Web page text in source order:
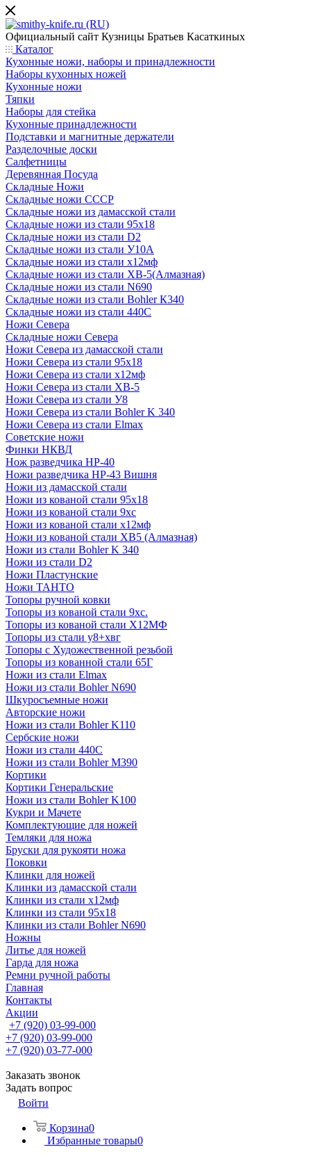
Официальный сайт Кузницы Братьев Касаткиных
Каталог
Кухонные ножи, наборы и принадлежности
Наборы кухонных ножей
Кухонные ножи
Тяпки
Наборы для стейка
Кухонные принадлежности
Подставки и магнитные держатели
Разделочные доски
Салфетницы
Деревянная Посуда
Складные Ножи
Cкладные ножи СССР
Складные ножи из дамасской стали
Складные ножи из стали 95х18
Складные ножи из стали D2
Складные ножи из стали У10А
Складные ножи из стали х12мф
Складные ножи из стали ХВ-5(Алмазная)
Складные ножи из стали N690
Складные ножи из стали Bohler К340
Складные ножи из стали 440С
Ножи Севера
Складные ножи Севера
Ножи Севера из дамасской стали
Ножи Севера из стали 95х18
Ножи Севера из стали х12мф
Ножи Севера из стали ХВ-5
Ножи Севера из стали У8
Ножи Севера из стали Bohler K 340
Ножи Севера из стали Elmax
Советские ножи
Финки НКВД
Нож разведчика НР-40
Ножи разведчика НР-43 Вишня
Ножи из дамасской стали
Ножи из кованой стали 95х18
Ножи из кованой стали 9хс
Ножи из кованой стали х12мф
Ножи из кованой стали ХВ5 (Алмазная)
Ножи из стали Bohler K 340
Ножи из стали D2
Ножи Пластунские
Ножи ТАНТО
Топоры ручной ковки
Топоры из кованой стали 9хс.
Топоры из кованой стали Х12МФ
Топоры из стали у8+хвг
Топоры с Художественной резьбой
Топоры из кованной стали 65Г
Ножи из стали Elmax
Ножи из стали Bohler N690
Шкуросъемные ножи
Авторские ножи
Ножи из стали Bohler K110
Сербские ножи
Ножи из стали 440С
Ножи из стали Bohler M390
Кортики
Кортики Генеральские
Ножи из стали Bohler K100
Кукри и Мачете
Комплектующие для ножей
Темляки для ножа
Бруски для рукояти ножа
Поковки
Клинки для ножей
Клинки из дамасской стали
Клинки из стали х12мф
Клинки из стали 95х18
Клинки из стали Bohler N690
Ножны
Литье для ножей
Гарда для ножа
Ремни ручной работы
Главная
Контакты
Акции
+7 (920) 03-99-000
+7 (920) 03-99-000
+7 (920) 03-77-000
Заказать звонок
Задать вопрос
Войти
Корзина0
Избранные товары0